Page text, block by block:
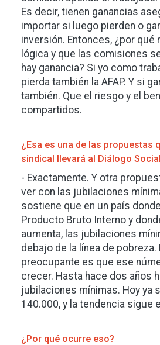
Es decir, tienen ganancias
importar si luego pierden o
inversión. Entonces, ¿por qué
lógica y que las comisiones
hay ganancia? Si yo como
pierda también la AFAP. Y si
también. Que el riesgo y el
compartidos.
¿Esa es una de las propuestas
sindical llevará al Diálogo
- Exactamente. Y otra
ver con las jubilaciones
sostiene que en un país
Producto Bruto Interno y
aumenta, las jubilaciones
debajo de la línea de pobreza.
preocupante es que ese
crecer. Hasta hace dos años
jubilaciones mínimas. Hoy ya
140.000, y la tendencia sigue
¿Por qué ocurre eso?